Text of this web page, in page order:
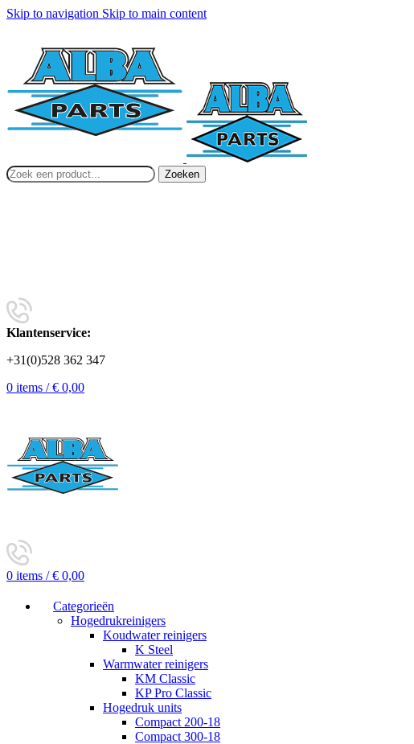
Skip to navigation Skip to main content
Zoeken
Klantenservice:
+31(0)528 362 347
0 items / € 0,00
0 items / € 0,00
Categorieën
Hogedrukreinigers
Koudwater reinigers
K Steel
Warmwater reinigers
KM Classic
KP Pro Classic
Hogedruk units
Compact 200-18
Compact 300-18